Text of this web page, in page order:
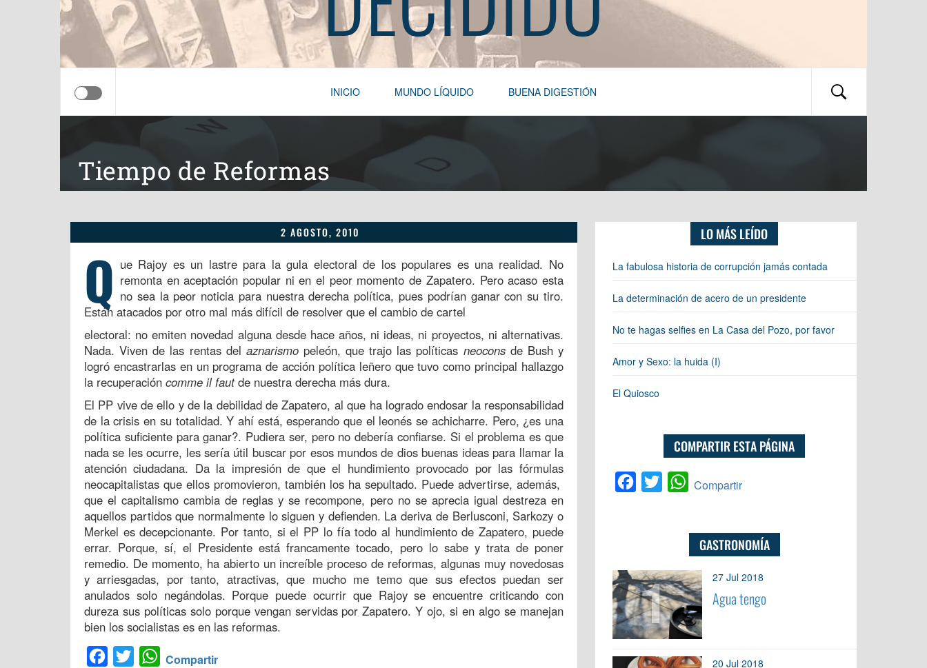
INICIO MUNDO LÍQUIDO BUENA DIGESTIÓN
Tiempo de Reformas
2 AGOSTO, 2010
Q ue Rajoy es un lastre para la gula electoral de los populares es una realidad. No
remonta en aceptación popular ni en el peor momento de Zapatero. Pero acaso esta
no sea la peor noticia para nuestra derecha política, pues podrían ganar con su tiro.
Están atacados por otro mal más difícil de resolver que el cambio de cartel
electoral: no emiten novedad alguna desde hace años, ni ideas, ni proyectos, ni alternativas.
Nada. Viven de las rentas del aznarismo peleón, que trajo las políticas neoconsde Bush y
logró encastrarlas en un programa de acción política leñero que tuvo como principal hallazgo
la recuperación comme il fautde nuestra derecha más dura.
El PP vive de ello y de la debilidad de Zapatero, al que ha logrado endosar la responsabilidad
de la crisis en su totalidad. Y ahí está, esperando que el leonés se achicharre. Pero, ¿es una
política suficiente para ganar?. Pudiera ser, pero no debería confiarse. Si el problema es que
nada se les ocurre, les sería útil buscar por esos mundos de dios buenas ideas para llamar la
atención ciudadana. Da la impresión de que el hundimiento provocado por las fórmulas
neocapitalistas que ellos promovieron, también los ha sepultado. Puede advertirse, además,
que el capitalismo cambia de reglas y se recompone, pero no se aprecia igual destreza en
aquellos partidos que normalmente lo siguen y defienden. La deriva de Berlusconi, Sarkozy o
Merkel es decepcionante. Por tanto, si el PP lo fía todo al hundimiento de Zapatero, puede
errar. Porque, sí, el Presidente está francamente tocado, pero lo sabe y trata de poner
remedio. De momento, ha abierto un increíble proceso de reformas, algunas muy novedosas
y arriesgadas, por tanto, atractivas, que mucho me temo que sus efectos puedan ser
anulados solo negándolas. Porque puede ocurrir que Rajoy se encuentre criticando con
dureza sus políticas solo porque vengan servidas por Zapatero. Y ojo, si en algo se manejan
bien los socialistas es en las reformas.
Facebook
TwitterWhatsApp
Compartir
LO MÁS LEÍDO
La fabulosa historia de corrupción jamás contada
La determinación de acero de un presidente
No te hagas selfies en La Casa del Pozo, por favor
Amor y Sexo: la huida (I)
El Quiosco
COMPARTIR ESTA PÁGINA
Facebook
Twitter WhatsApp
Compartir
GASTRONOMÍA
1 27 Jul 2018
Agua tengo
20 Jul 2018